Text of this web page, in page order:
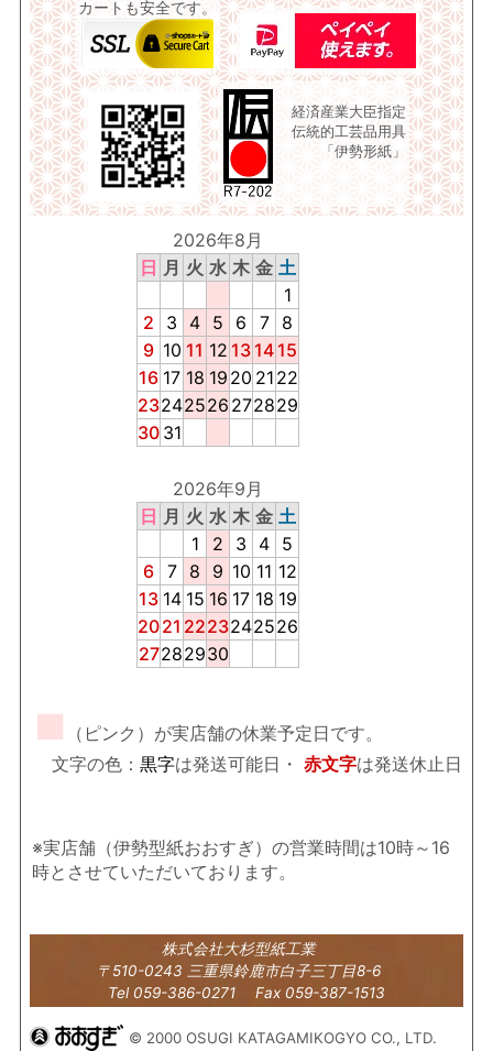
カートも安全です。
経済産業大臣指定
伝統的工芸品用具
「伊勢形紙」
2026年8月
日 月 火 水 木 金 土
1
2
3 4 5 6 7
8
9 10 11 12 13 14 15
16 17 18 19 20 21 22
23242526 272829
30 31
2026年9月
日 月 火 水 木 金 土
1
2 3 4 5
6 7 8 9 10 11 12
13 14 15 16 17 18 19
2021 2223242526
27282930
■
（ピンク）が実店舗の休業予定日です。
文字の色： 黒字は発送可能日・ 赤文字は発送休止日
※実店舗（伊勢型紙おおすぎ）の営業時間は10時～16
時とさせていただいております。
株式会社大杉型紙工業
〒510-0243 三重県鈴鹿市白子三丁目8-6
Tel 059-386-0271 Fax 059-387-1513
© 2000 OSUGI KATAGAMIKOGYO CO., LTD.